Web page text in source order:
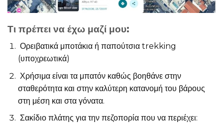
Τι πρέπει να έχω μαζί μου:
Ορειβατικά μποτάκια ή παπούτσια trekking
(υποχρεωτικά)
Χρήσιμα είναι τα μπατόν καθώς βοηθάνε στην
σταθερότητα και στην καλύτερη κατανομή του βάρους
στη μέση και στα γόνατα.
Σακίδιο πλάτης για την πεζοπορία που να περιέχει: